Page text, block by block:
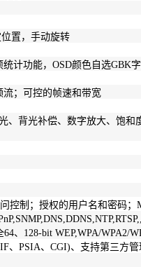
置，手动旋转
计功能，OSD颜色自选GBK
流；可控的帧速和带宽
背光补偿、数字放大、饱和
控制；授权的用户名和密码；
、128-bit WEP,WPA/WPA2/
、PSIA、CGI)、支持第三方